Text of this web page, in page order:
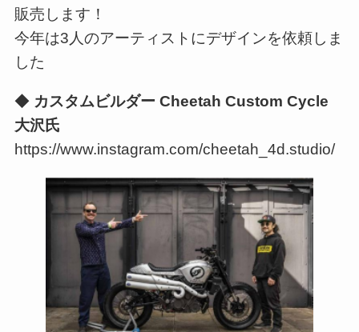
販売します！
今年は3人のアーティストにデザインを依頼しま
した
◆カスタムビルダー Cheetah Custom Cycle
大沢氏
https://www.instagram.com/cheetah_4d.studio/